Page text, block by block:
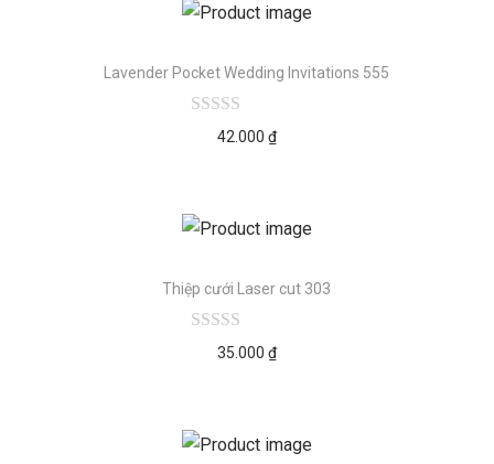
Lavender Pocket Wedding Invitations 555
42.000 ₫
Thiệp cưới Laser cut 303
35.000 ₫